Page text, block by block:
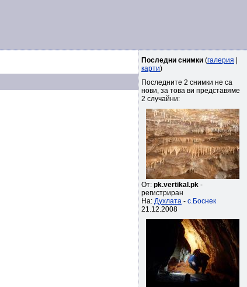
Последни снимки (галерия
карти)
Последните 2 снимки не са
нови, за това ви представяме
2 случайни:
От: pk.vertikal.pk -
регистриран
На: Духлата - с.Боснек
21.12.2008